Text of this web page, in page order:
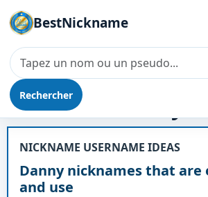
BestNickname
Rechercher
Surnom - Danny
NICKNAME USERNAME IDEAS
Danny nicknames that are
and use